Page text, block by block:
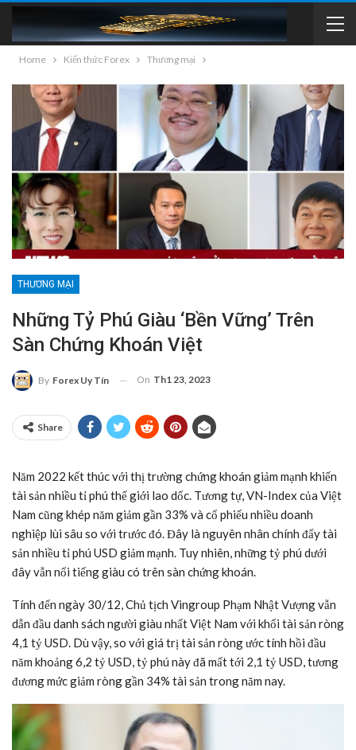
Home Kiến thức Forex Thương mại
THƯƠNG MẠI
Những Tỷ Phú Giàu ‘bền Vững’ Trên
Sàn Chứng Khoán Việt
By Forex Uy Tín On Th1 23, 2023
Share
Năm 2022 kết thúc với thị trường chứng khoán giảm mạnh khiến
tài sản nhiều tỉ phú thế giới lao dốc. Tương tự, VN-Index của Việt
Nam cũng khép năm giảm gần 33% và cổ phiếu nhiều doanh
nghiệp lùi sâu so với trước đó. Đây là nguyên nhân chính đẩy tài
sản nhiều tỉ phú USD giảm mạnh. Tuy nhiên, những tỷ phú dưới
đây vẫn nổi tiếng giàu có trên sàn chứng khoán.
Tính đến ngày 30/12, Chủ tịch Vingroup Phạm Nhật Vượng vẫn
dẫn đầu danh sách người giàu nhất Việt Nam với khối tài sản ròng
4,1 tỷ USD. Dù vậy, so với giá trị tài sản ròng ước tính hồi đầu
năm khoảng 6,2 tỷ USD, tỷ phú này đã mất tới 2,1 tỷ USD, tương
đương mức giảm ròng gần 34% tài sản trong năm nay.